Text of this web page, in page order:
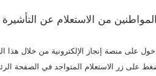
من الاستعلام عن التأشيرة
على منصة إنجاز الإلكترونية من خلال هذا
على زر الاستعلام المتواجد في الصفحة